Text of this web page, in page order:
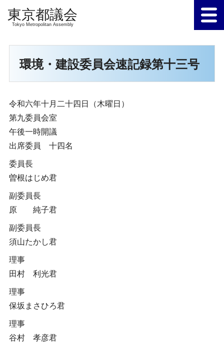
Tokyo Metropolitan Assembly
環境・建設委員会速記録第十三号
令和六年十月二十四日（木曜日）
第九委員会室
午後一時開議
出席委員 十四名
委員長
曽根はじめ君
副委員長
原 純子君
副委員長
須山たかし君
理事
田村 利光君
理事
保坂まさひろ君
理事
谷村 孝彦君